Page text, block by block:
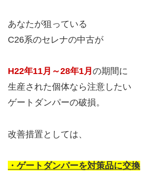
あなたが狙っている
C26系のセレナの中古が
H22年11月～28年1月 の期間に
生産された個体なら注意したい
ゲートダンパーの破損。
改善措置としては、
・ゲートダンパーを対策品に交換